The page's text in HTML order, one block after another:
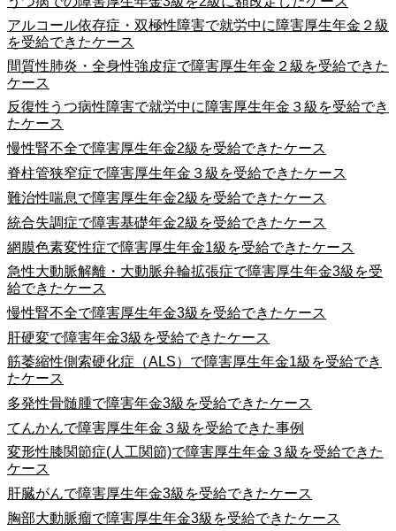
アルコール依存症・双極性障害で就労中に障害厚生年金２級
を受給できたケース
間質性肺炎・全身性強皮症で障害厚生年金２級を受給できた
ケース
反復性うつ病性障害で就労中に障害厚生年金３級を受給でき
たケース
慢性腎不全で障害厚生年金2級を受給できたケース
脊柱管狭窄症で障害厚生年金３級を受給できたケース
難治性喘息で障害厚生年金2級を受給できたケース
統合失調症で障害基礎年金2級を受給できたケース
網膜色素変性症で障害厚生年金1級を受給できたケース
急性大動脈解離・大動脈弁輪拡張症で障害厚生年金3級を受
給できたケース
慢性腎不全で障害厚生年金3級を受給できたケース
肝硬変で障害年金3級を受給できたケース
筋萎縮性側索硬化症（ALS）で障害厚生年金1級を受給でき
たケース
多発性骨髄腫で障害年金3級を受給できたケース
てんかんで障害厚生年金３級を受給できた事例
変形性膝関節症(人工関節)で障害厚生年金３級を受給できた
ケース
肝臓がんで障害厚生年金3級を受給できたケース
胸部大動脈瘤で障害厚生年金3級を受給できたケース